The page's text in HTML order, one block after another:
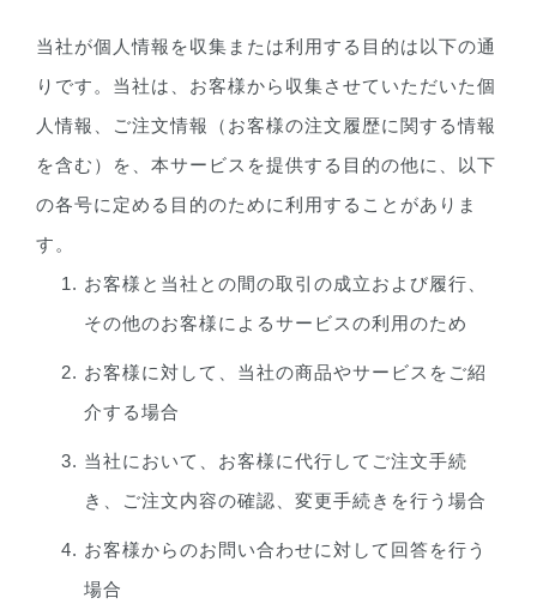
当社が個人情報を収集または利用する目的は以下の通
りです。当社は、お客様から収集させていただいた個
人情報、ご注文情報（お客様の注文履歴に関する情報
を含む）を、本サービスを提供する目的の他に、以下
の各号に定める目的のために利用することがありま
す。
お客様と当社との間の取引の成立および履行、
その他のお客様によるサービスの利用のため
お客様に対して、当社の商品やサービスをご紹
介する場合
当社において、お客様に代行してご注文手続
き、ご注文内容の確認、変更手続きを行う場合
お客様からのお問い合わせに対して回答を行う
場合